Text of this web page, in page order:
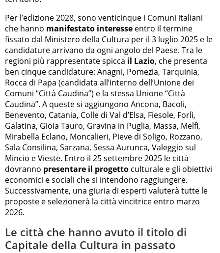
Per l’edizione 2028, sono venticinque i Comuni italiani
che hanno manifestato interesse entro il termine
fissato dal Ministero della Cultura per il 3 luglio 2025 e le
candidature arrivano da ogni angolo del Paese. Tra le
regioni più rappresentate spicca il Lazio, che presenta
ben cinque candidature: Anagni, Pomezia, Tarquinia,
Rocca di Papa (candidata all’interno dell’Unione dei
Comuni “Città Caudina”) e la stessa Unione “Città
Caudina”. A queste si aggiungono Ancona, Bacoli,
Benevento, Catania, Colle di Val d’Elsa, Fiesole, Forlì,
Galatina, Gioia Tauro, Gravina in Puglia, Massa, Melfi,
Mirabella Eclano, Moncalieri, Pieve di Soligo, Rozzano,
Sala Consilina, Sarzana, Sessa Aurunca, Valeggio sul
Mincio e Vieste. Entro il 25 settembre 2025 le città
dovranno presentare il progetto culturale e gli obiettivi
economici e sociali che si intendono raggiungere.
Successivamente, una giuria di esperti valuterà tutte le
proposte e selezionerà la città vincitrice entro marzo
2026.
Le città che hanno avuto il titolo di
Capitale della Cultura in passato